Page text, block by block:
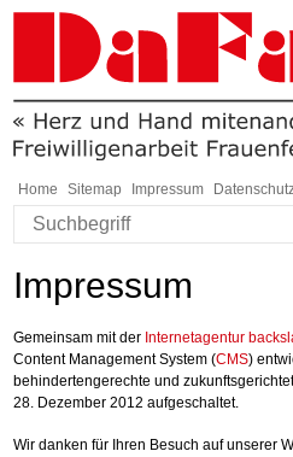
Navigieren in
Schnellnavigation
Home Sitemap Impressum
Suchbegriff
Impressum
Gemeinsam mit der Internetagentur
Content Management System (CMS)
behindertengerechte und
28. Dezember 2012 aufgeschaltet.
Wir danken für Ihren Besuch auf unserer